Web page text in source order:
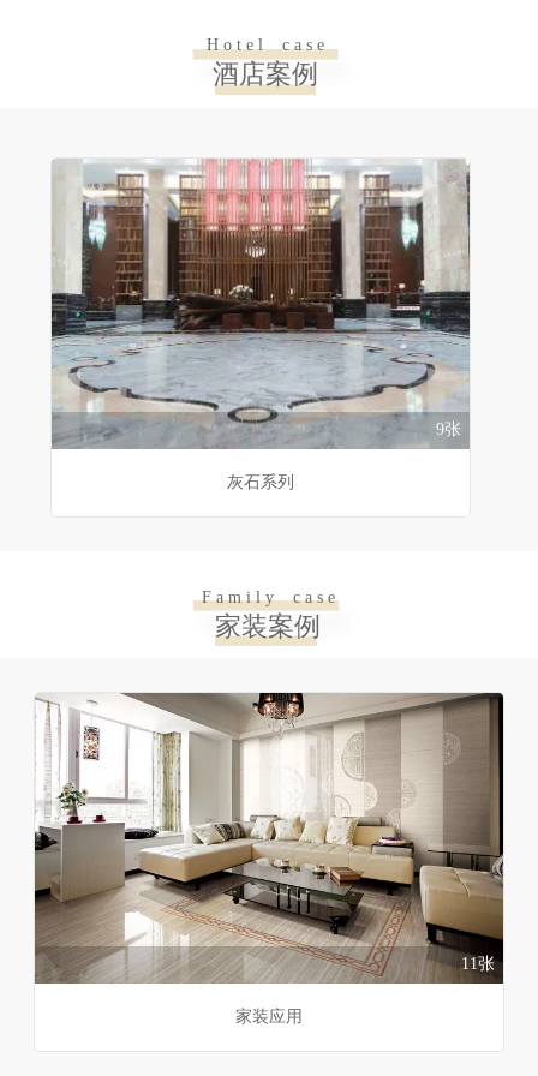
H o t e l c a s e
酒店案例
9张
灰石系列
F a m i l y c a s e
家装案例
11张
家装应用